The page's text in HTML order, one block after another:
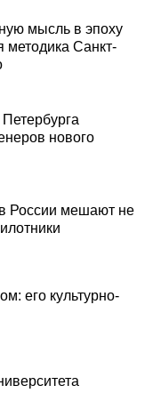
мысль в эпоху
методика Санкт-
нового
России мешают не
его культурно-